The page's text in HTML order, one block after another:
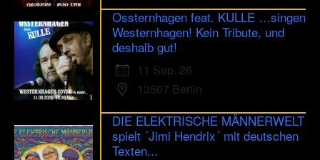
Ossternhagen feat. KULLE …singen
Westernhagen! Kein Tribute, und
deshalb gut!
11 Sep. 26
13507 Berlin
DIE ELEKTRISCHE MÄNNERWELT
spielt ´Jimi Hendrix´ mit deutschen
Texten...